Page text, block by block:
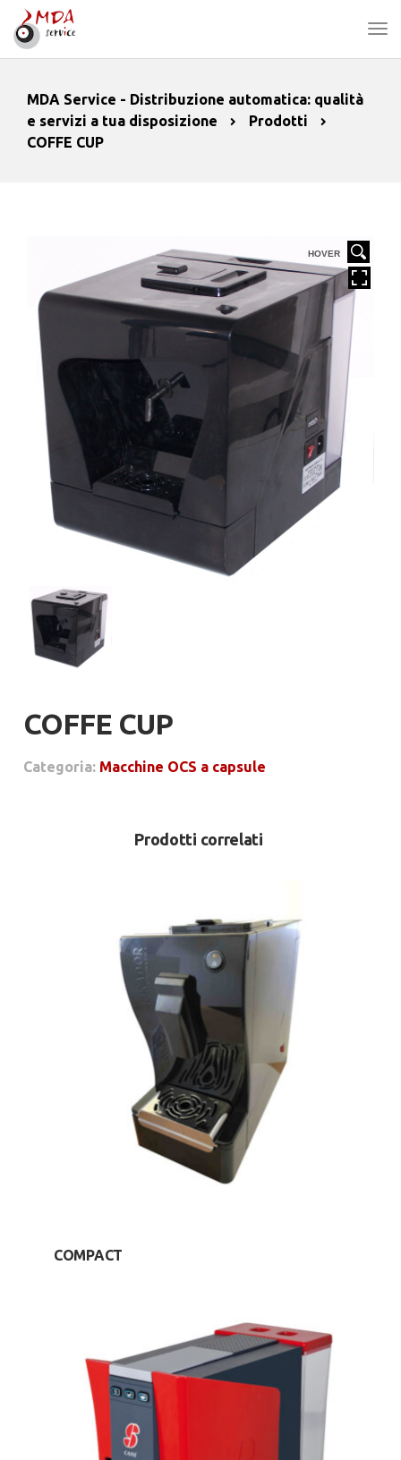
MDA Service - Distribuzione automatica: qualità
e servizi a tua disposizione
Prodotti
COFFE CUP
HOVER
COFFE CUP
Categoria: Macchine OCS a capsule
Prodotti correlati
COMPACT